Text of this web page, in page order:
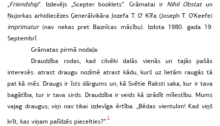
„Friendship”. Izdevējs „Scepter booklets”. Grāmatai ir Nihil Obstatun
Ņujorkas arhidiecēzes Ģenerālvikāra Jozefa T. O’ Kīfa (Joseph T. O’Keefe)
imprimatur(nav nekas pret Baznīcas mācību). Izdota 1980. gada 19.
Septembrī.
Grāmatas pirmā nodaļa:
Draudzība
rodas, kad cilvēki dalās vienās un tajās
pašās
interesēs: atrast draugu nozīmē atrast kādu, kurš uz lietām raugās tā
pat kā mēs. Draugs ir īsts dārgums un, kā Svētie Raksti saka, kur ir tava
bagātība, tur ir tava sirds. Draudzība ir veids kā izrādīt mīlestību. Mums
vajag draugus; viņi nav tikai izdevīga ērtība. „Bēdas vientulim! Kad viņš
krīt, kas viņam palīdzēs piecelties?”.
1